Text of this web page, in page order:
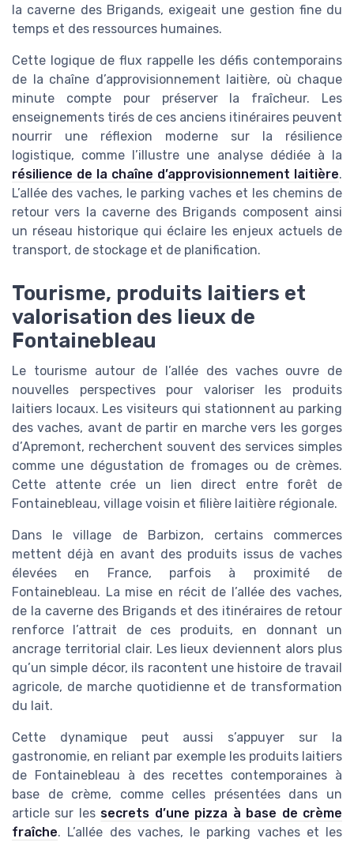
la caverne des Brigands, exigeait une gestion fine du
temps et des ressources humaines.
Cette logique de flux rappelle les défis contemporains
de la chaîne d’approvisionnement laitière, où chaque
minute compte pour préserver la fraîcheur. Les
enseignements tirés de ces anciens itinéraires peuvent
nourrir une réflexion moderne sur la résilience
logistique, comme l’illustre une analyse dédiée à la
résilience de la chaîne d’approvisionnement laitière.
L’allée des vaches, le parking vaches et les chemins de
retour vers la caverne des Brigands composent ainsi
un réseau historique qui éclaire les enjeux actuels de
transport, de stockage et de planification.
Tourisme, produits laitiers et
valorisation des lieux de
Fontainebleau
Le tourisme autour de l’allée des vaches ouvre de
nouvelles perspectives pour valoriser les produits
laitiers locaux. Les visiteurs qui stationnent au parking
des vaches, avant de partir en marche vers les gorges
d’Apremont, recherchent souvent des services simples
comme une dégustation de fromages ou de crèmes.
Cette attente crée un lien direct entre forêt de
Fontainebleau, village voisin et filière laitière régionale.
Dans le village de Barbizon, certains commerces
mettent déjà en avant des produits issus de vaches
élevées en France, parfois à proximité de
Fontainebleau. La mise en récit de l’allée des vaches,
de la caverne des Brigands et des itinéraires de retour
renforce l’attrait de ces produits, en donnant un
ancrage territorial clair. Les lieux deviennent alors plus
qu’un simple décor, ils racontent une histoire de travail
agricole, de marche quotidienne et de transformation
du lait.
Cette dynamique peut aussi s’appuyer sur la
gastronomie, en reliant par exemple les produits laitiers
de Fontainebleau à des recettes contemporaines à
base de crème, comme celles présentées dans un
article sur les secrets d’une pizza à base de crème
fraîche. L’allée des vaches, le parking vaches et les